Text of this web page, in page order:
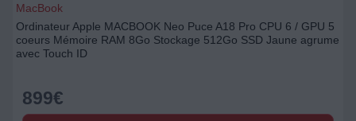
MacBook
Ordinateur Apple MACBOOK Neo Puce A18 Pro CPU 6 / GPU 5
coeurs Mémoire RAM 8Go Stockage 512Go SSD Jaune agrume
avec Touch ID
899€